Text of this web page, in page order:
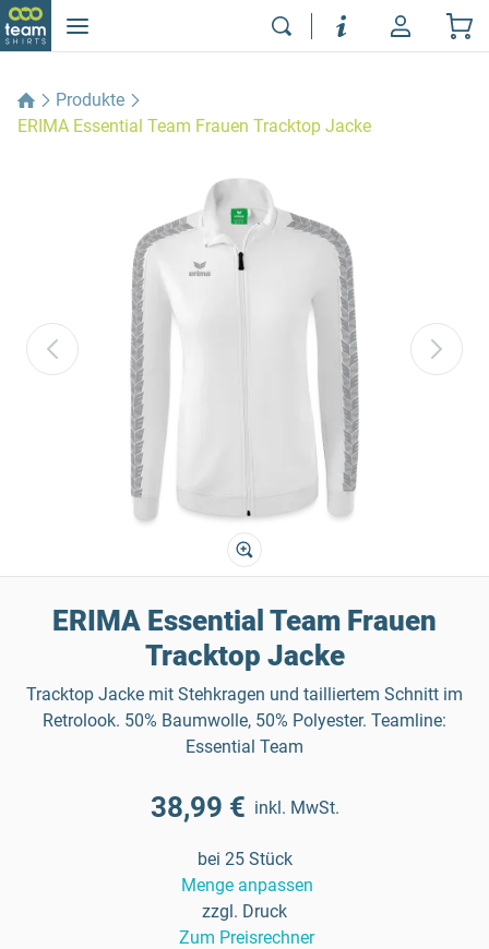
Produkte
ERIMA Essential Team Frauen Tracktop Jacke
ERIMA Essential Team Frauen
Tracktop Jacke
Tracktop Jacke mit Stehkragen und tailliertem Schnitt im
Retrolook. 50% Baumwolle, 50% Polyester. Teamline:
Essential Team
38,99 € inkl. MwSt.
bei 25 Stück
Menge anpassen
zzgl. Druck
Zum Preisrechner